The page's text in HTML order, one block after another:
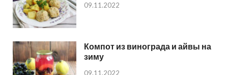
09.11.2022
Компот из винограда и айвы на
зиму
09.11.2022